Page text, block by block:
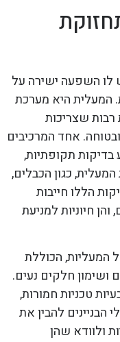
לו השפעה ישירה על
המעלית היא מערכת
שצריכות
אחד המרכיבים
תקופתיות,
כגון הכבלים,
הללו חייבות
חיוניות למניעת
הכוללת
ושימון חלקים נעים.
טכניות חמורות,
הבניינים להבין את
ולוודא שהן